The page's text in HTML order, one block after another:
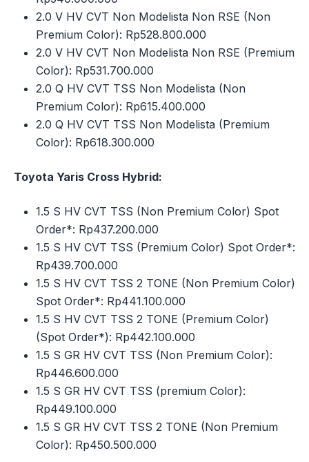
2.0 V HV CVT Non Modelista Non RSE (Non
Premium Color): Rp528.800.000
2.0 V HV CVT Non Modelista Non RSE (Premium
Color): Rp531.700.000
2.0 Q HV CVT TSS Non Modelista (Non
Premium Color): Rp615.400.000
2.0 Q HV CVT TSS Non Modelista (Premium
Color): Rp618.300.000
Toyota Yaris Cross Hybrid:
1.5 S HV CVT TSS (Non Premium Color) Spot
Order*: Rp437.200.000
1.5 S HV CVT TSS (Premium Color) Spot Order*:
Rp439.700.000
1.5 S HV CVT TSS 2 TONE (Non Premium Color)
Spot Order*: Rp441.100.000
1.5 S HV CVT TSS 2 TONE (Premium Color)
(Spot Order*): Rp442.100.000
1.5 S GR HV CVT TSS (Non Premium Color):
Rp446.600.000
1.5 S GR HV CVT TSS (premium Color):
Rp449.100.000
1.5 S GR HV CVT TSS 2 TONE (Non Premium
Color): Rp450.500.000